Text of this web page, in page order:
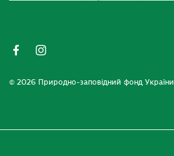
© 2026 Природно-заповідний фонд України